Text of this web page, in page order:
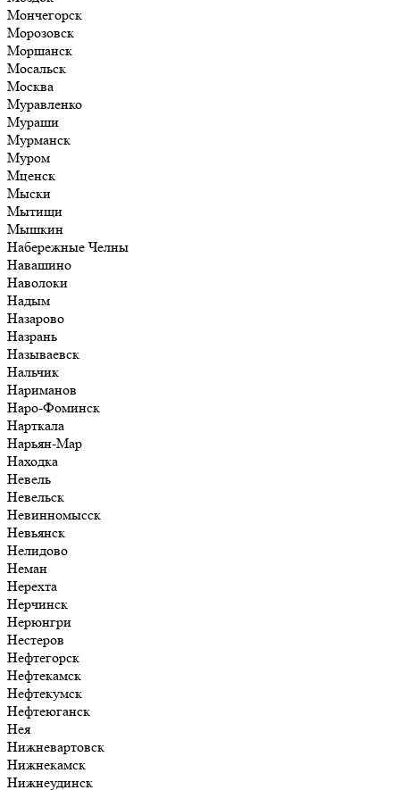
Мончегорск
Морозовск
Моршанск
Мосальск
Москва
Муравленко
Мураши
Мурманск
Муром
Мценск
Мыски
Мытищи
Мышкин
Набережные Челны
Навашино
Наволоки
Надым
Назарово
Назрань
Называевск
Нальчик
Нариманов
Наро-Фоминск
Нарткала
Нарьян-Мар
Находка
Невель
Невельск
Невинномысск
Невьянск
Нелидово
Неман
Нерехта
Нерчинск
Нерюнгри
Нестеров
Нефтегорск
Нефтекамск
Нефтекумск
Нефтеюганск
Нея
Нижневартовск
Нижнекамск
Нижнеудинск